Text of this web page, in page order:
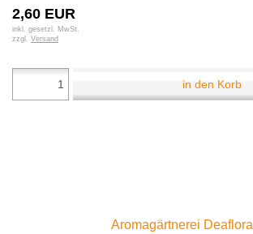
2,60 EUR
inkl. gesetzl. MwSt.
zzgl. Versand
in den Korb
Aromagärtnerei Deaflora